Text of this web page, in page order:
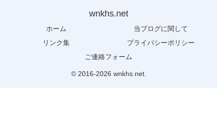
wnkhs.net
ホーム
当ブログに関して
リンク集
プライバシーポリシー
ご連絡フォーム
© 2016-2026 wnkhs.net.